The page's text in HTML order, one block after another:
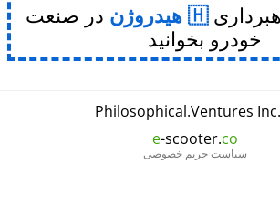
هیدروژن در صنعت
خودرو بخوانید
Philosophical.Ventures Inc.
e-scooter.co
سیاست حریم خصوصی